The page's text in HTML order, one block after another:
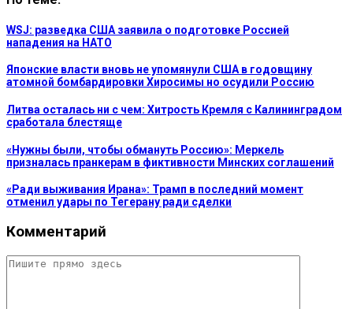
WSJ: разведка США заявила о подготовке Россией
нападения на НАТО
Японские власти вновь не упомянули США в годовщину
атомной бомбардировки Хиросимы но осудили Россию
Литва осталась ни с чем: Хитрость Кремля с Калининградом
сработала блестяще
«Нужны были, чтобы обмануть Россию»: Меркель
призналась пранкерам в фиктивности Минских соглашений
«Ради выживания Ирана»: Трамп в последний момент
отменил удары по Тегерану ради сделки
Комментарий